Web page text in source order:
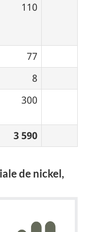
110
77
8
300
3 590
de nickel,